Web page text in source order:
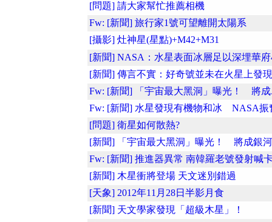
[問題] 請大家幫忙推薦相機
Fw: [新聞] 旅行家1號可望離開太陽系
[攝影] 灶神星(星點)+M42+M31
[新聞] NASA：水星表面冰層足以深埋華
[新聞] 傳言不實：好奇號並未在火星上發
Fw: [新聞] 「宇宙最大黑洞」曝光！ 將成
Fw: [新聞] 水星發現有機物和冰 NASA振
[問題] 衛星如何散熱?
[新聞] 「宇宙最大黑洞」曝光！ 將成銀
Fw: [新聞] 推進器異常 南韓羅老號發射喊
[新聞] 木星衝將登場 天文迷別錯過
[天象] 2012年11月28日半影月食
[新聞] 天文學家發現「超級木星」！